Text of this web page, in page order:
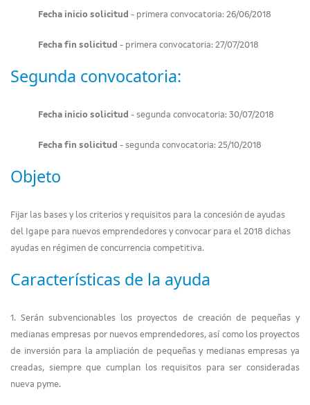
Fecha inicio solicitud - primera convocatoria: 26/06/2018
Fecha fin solicitud - primera convocatoria: 27/07/2018
Segunda convocatoria:
Fecha inicio solicitud - segunda convocatoria: 30/07/2018
Fecha fin solicitud - segunda convocatoria: 25/10/2018
Objeto
Fijar las bases y los criterios y requisitos para la concesión de ayudas
del Igape para nuevos emprendedores y convocar para el 2018 dichas
ayudas en régimen de concurrencia competitiva.
Características de la ayuda
1. Serán subvencionables los proyectos de creación de pequeñas y
medianas empresas por nuevos emprendedores, así como los proyectos
de inversión para la ampliación de pequeñas y medianas empresas ya
creadas, siempre que cumplan los requisitos para ser consideradas
nueva pyme.